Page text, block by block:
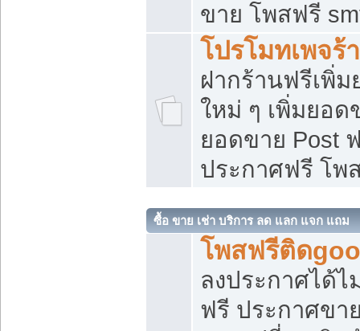
ขาย โพสฟรี
โปรโมทเพจร้
ฝากร้านฟรีเพิ่
ใหม่ ๆ เพิ่มยอด
ยอดขาย Post
ประกาศฟรี โพ
ซื้อ ขาย เช่า บริการ ลด แลก แจก แถม
โพสฟรีติด
ลงประกาศได้
ฟรี ประกาศข